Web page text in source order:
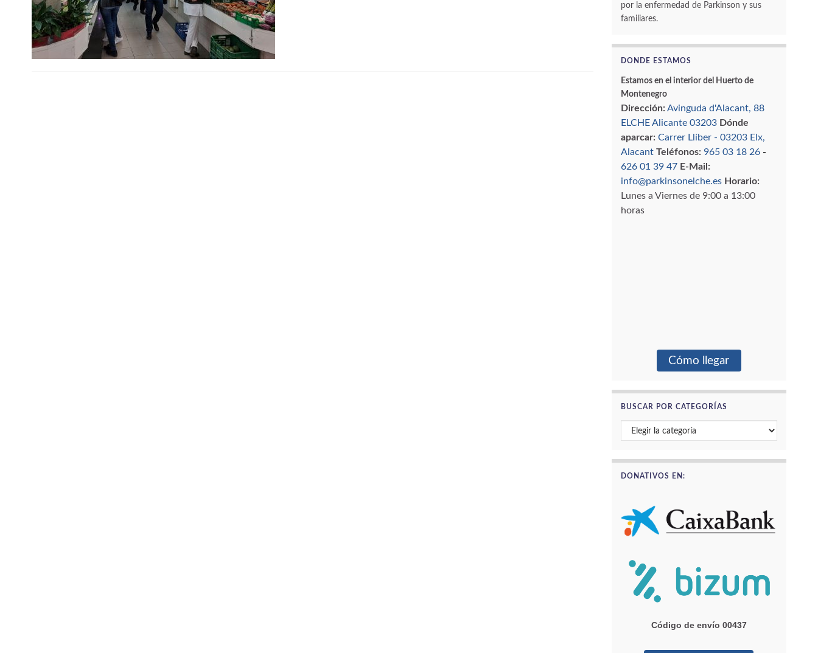
por la enfermedad de Parkinson y sus
familiares.
DONDE ESTAMOS
Estamos en el interior del Huerto de
Montenegro
Dirección: Avinguda d'Alacant, 88
ELCHE Alicante 03203 Dónde
aparcar: Carrer Llíber - 03203 Elx,
Alacant Teléfonos: 965 03 18 26-
626 01 39 47 E-Mail:
info@parkinsonelche.es Horario:
Lunes a Viernes de 9:00 a 13:00
horas
Cómo llegar
BUSCAR POR CATEGORÍAS
Buscar por categorías
DONATIVOS EN:
Código de envío 00437